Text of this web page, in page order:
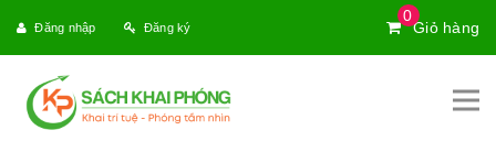
0
Giỏ hàng
Đăng nhập Đăng ký